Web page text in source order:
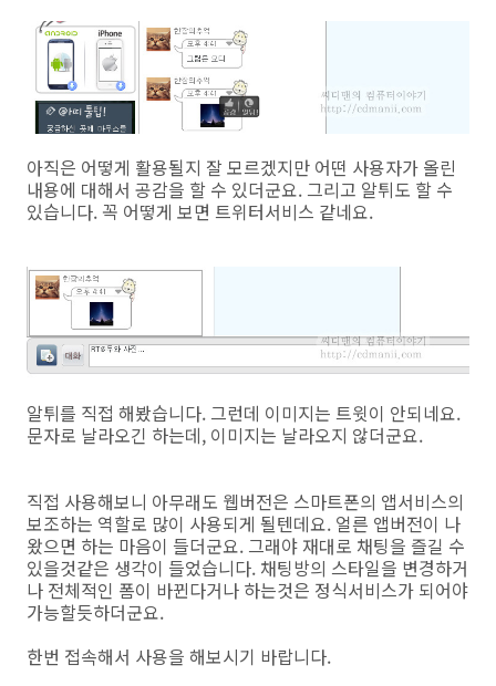
아직은 어떻게 활용될지 잘 모르겠지만 어떤 사용자가 올린
내용에 대해서 공감을 할 수 있더군요. 그리고 알튀도 할 수
있습니다. 꼭 어떻게 보면 트위터서비스 같네요.
알튀를 직접 해봤습니다. 그런데 이미지는 트윗이 안되네요.
문자로 날라오긴 하는데, 이미지는 날라오지 않더군요.
직접 사용해보니 아무래도 웹버전은 스마트폰의 앱서비스의
보조하는 역할로 많이 사용되게 될텐데요. 얼른 앱버전이 나
왔으면 하는 마음이 들더군요. 그래야 재대로 채팅을 즐길 수
있을것같은 생각이 들었습니다. 채팅방의 스타일을 변경하거
나 전체적인 폼이 바뀐다거나 하는것은 정식서비스가 되어야
가능할듯하더군요.
한번 접속해서 사용을 해보시기 바랍니다.